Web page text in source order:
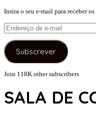
Insira o seu e-mail para receber
Endereço
de
e-
mail
Subscrever
Join 118K other subscribers
SALA DE